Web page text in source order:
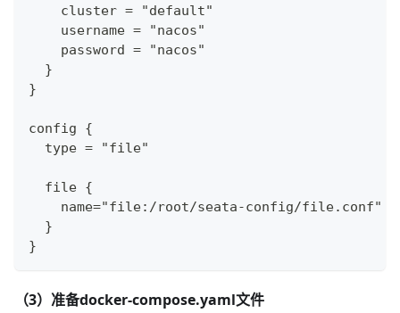
    cluster = "default"
    username = "nacos"
    password = "nacos"
  }
}
config {
  type = "file"
  file {
    name="file:/root/seata-config/file.conf"
  }
}
（3）准备docker-compose.yaml文件